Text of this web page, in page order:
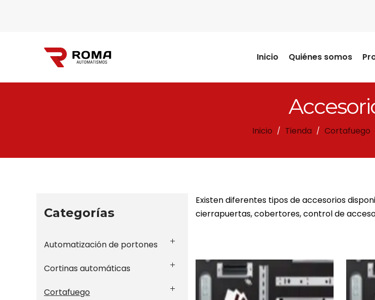
Roma
Inicio Quiénes somos
Inicio / Tienda / Cortafuego
Existen diferentes tipos de accesorios
cierrapuertas, cobertores, control de
Categorías
Automatización de portones
Cortinas automáticas
Cortafuego